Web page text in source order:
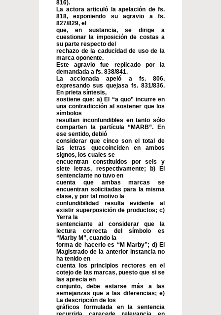
816).
La actora articuló la apelación de fs.
818, exponiendo su agravio a fs.
827/829, el
que, en sustancia, se dirige a
cuestionar la imposición de costas a
su parte respecto del
rechazo de la caducidad de uso de la
marca oponente.
Este agravio fue replicado por la
demandada a fs. 838/841.
La accionada apeló a fs. 806,
expresando sus quejasa fs. 831/836.
En prieta síntesis,
sostiene que: a) El “a quo” incurre en
una contradicción al sostener que los
símbolos
resultan inconfundibles en tanto sólo
comparten la partícula “MARB”. En
ese sentido, debió
considerar que cinco son el total de
las letras quecoinciden en ambos
signos, los cuales se
encuentran constituidos por seis y
siete letras, respectivamente; b) El
sentenciante no tuvo en
cuenta que ambas marcas se
encuentran solicitadas para la misma
clase, y por tal motivo la
confundibilidad resulta evidente al
existir superposición de productos; c)
Yerra la
sentenciante al considerar que la
lectura correcta del símbolo es
“Marby M”, cuando la
forma de hacerlo es “M Marby”; d) El
Magistrado de la anterior instancia no
ha tenido en
cuenta los principios rectores en el
cotejo de las marcas, puesto que si se
las aprecia en
conjunto, debe estarse más a las
semejanzas que a las diferencias; e)
La descripción de los
gráficos formulada en la sentencia